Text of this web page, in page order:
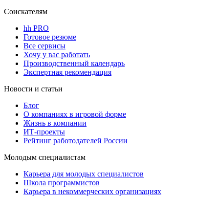
Соискателям
hh PRO
Готовое резюме
Все сервисы
Хочу у вас работать
Производственный календарь
Экспертная рекомендация
Новости и статьи
Блог
О компаниях в игровой форме
Жизнь в компании
ИТ-проекты
Рейтинг работодателей России
Молодым специалистам
Карьера для молодых специалистов
Школа программистов
Карьера в некоммерческих организациях